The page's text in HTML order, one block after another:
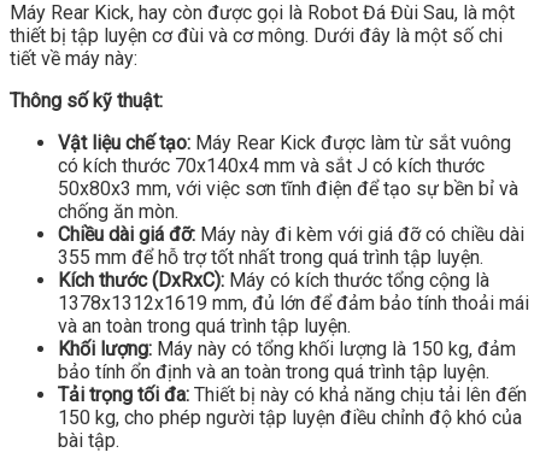
Máy Rear Kick, hay còn được gọi là Robot Đá Đùi Sau, là một
thiết bị tập luyện cơ đùi và cơ mông. Dưới đây là một số chi
tiết về máy này:
Thông số kỹ thuật:
Vật liệu chế tạo: Máy Rear Kick được làm từ sắt vuông
có kích thước 70x140x4 mm và sắt J có kích thước
50x80x3 mm, với việc sơn tĩnh điện để tạo sự bền bỉ và
chống ăn mòn.
Chiều dài giá đỡ: Máy này đi kèm với giá đỡ có chiều dài
355 mm để hỗ trợ tốt nhất trong quá trình tập luyện.
Kích thước (DxRxC): Máy có kích thước tổng cộng là
1378x1312x1619 mm, đủ lớn để đảm bảo tính thoải mái
và an toàn trong quá trình tập luyện.
Khối lượng: Máy này có tổng khối lượng là 150 kg, đảm
bảo tính ổn định và an toàn trong quá trình tập luyện.
Tải trọng tối đa: Thiết bị này có khả năng chịu tải lên đến
150 kg, cho phép người tập luyện điều chỉnh độ khó của
bài tập.